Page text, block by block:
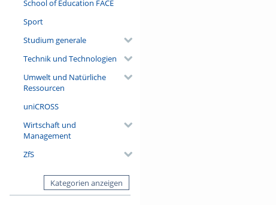
School of Education FACE
Sport
Studium generale
Technik und Technologien
Umwelt und Natürliche
Ressourcen
uniCROSS
Wirtschaft und
Management
ZfS
Kategorien anzeigen